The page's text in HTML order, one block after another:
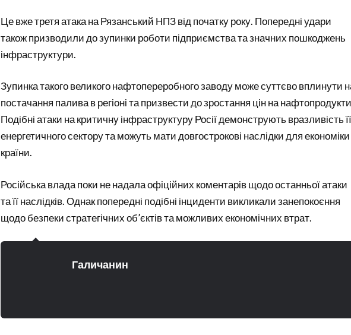
Це вже третя атака на Рязанський НПЗ від початку року. Попередні удари
також призводили до зупинки роботи підприємства та значних пошкоджень
інфраструктури.
Зупинка такого великого нафтопереробного заводу може суттєво вплинути
постачання палива в регіоні та призвести до зростання цін на
Подібні атаки на критичну інфраструктуру Росії демонструють вразливість її
енергетичного сектору та можуть мати довгострокові наслідки для економіки
країни.
Російська влада поки не надала офіційних коментарів щодо останньої атаки
та її наслідків. Однак попередні подібні інциденти викликали занепокоєння
щодо безпеки стратегічних об’єктів та можливих економічних втрат.
Галичанин